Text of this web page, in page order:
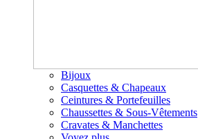
Bijoux
Casquettes & Chapeaux
Ceintures & Portefeuilles
Chaussettes & Sous-Vêtements
Cravates & Manchettes